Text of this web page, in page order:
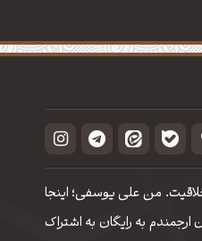
من علی یوسفی؛ اینجا
به رایگان به اشتراک